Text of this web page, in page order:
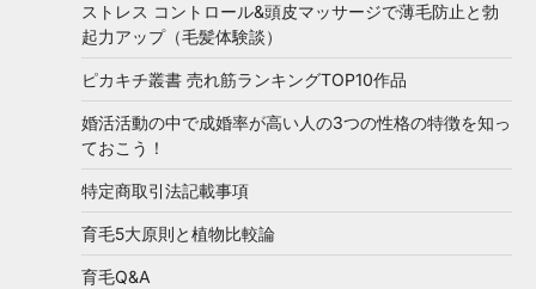
ストレス コントロール&頭皮マッサージで薄毛防止と勃
起力アップ（毛髪体験談）
ピカキチ叢書 売れ筋ランキングTOP10作品
婚活活動の中で成婚率が高い人の3つの性格の特徴を知っ
ておこう！
特定商取引法記載事項
育毛5大原則と植物比較論
育毛Q&A